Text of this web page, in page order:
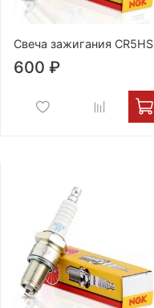
Свеча зажигания CR5HS
600 ₽